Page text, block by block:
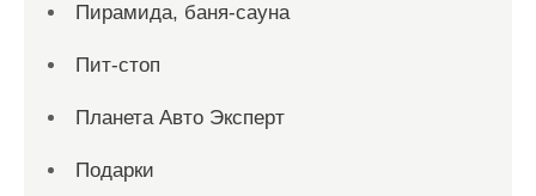
Пирамида, баня-сауна
Пит-стоп
Планета Авто Эксперт
Подарки